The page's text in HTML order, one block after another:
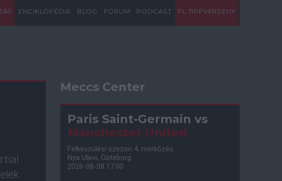
ENCIKLOPÉDIA BLOG FÓRUM PODCAST PL TIPPVERSENY
Meccs Center
Paris Saint-Germain vs
Manchester United
Felkészülési szezon 4. mérkőzés
Nya Ullevi, Göteborg
2026-08-08 17:00